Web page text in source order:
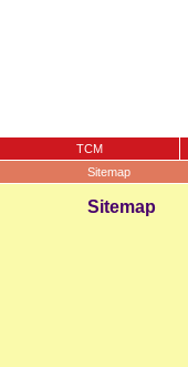
TCM
Sitemap
Sitemap